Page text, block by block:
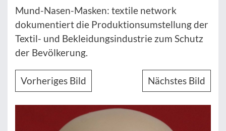
Mund-Nasen-Masken: textile network
dokumentiert die Produktionsumstellung der
Textil- und Bekleidungsindustrie zum Schutz
der Bevölkerung.
Vorheriges Bild Nächstes Bild